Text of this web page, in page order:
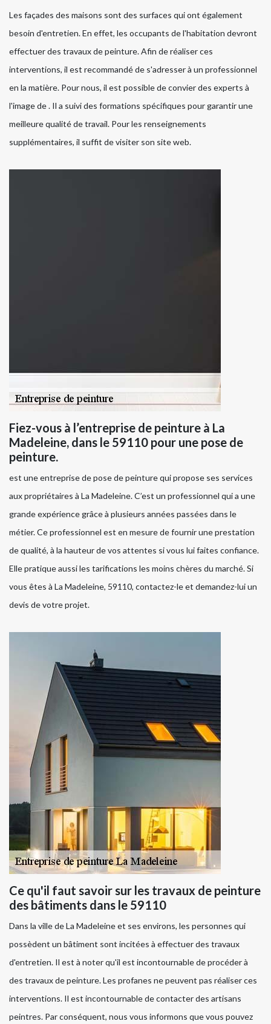
Les façades des maisons sont des surfaces qui ont également
besoin d'entretien. En effet, les occupants de l'habitation devront
effectuer des travaux de peinture. Afin de réaliser ces
interventions, il est recommandé de s'adresser à un professionnel
en la matière. Pour nous, il est possible de convier des experts à
l'image de . Il a suivi des formations spécifiques pour garantir une
meilleure qualité de travail. Pour les renseignements
supplémentaires, il suffit de visiter son site web.
Fiez-vous à l’entreprise de peinture à La
Madeleine, dans le 59110 pour une pose de
peinture.
est une entreprise de pose de peinture qui propose ses services
aux propriétaires à La Madeleine. C’est un professionnel qui a une
grande expérience grâce à plusieurs années passées dans le
métier. Ce professionnel est en mesure de fournir une prestation
de qualité, à la hauteur de vos attentes si vous lui faites confiance.
Elle pratique aussi les tarifications les moins chères du marché. Si
vous êtes à La Madeleine, 59110, contactez-le et demandez-lui un
devis de votre projet.
Ce qu'il faut savoir sur les travaux de peinture
des bâtiments dans le 59110
Dans la ville de La Madeleine et ses environs, les personnes qui
possèdent un bâtiment sont incitées à effectuer des travaux
d'entretien. Il est à noter qu'il est incontournable de procéder à
des travaux de peinture. Les profanes ne peuvent pas réaliser ces
interventions. Il est incontournable de contacter des artisans
peintres. Par conséquent, nous vous informons que vous pouvez